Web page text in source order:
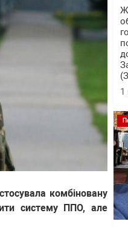
комбіновану
систему ППО, але
1